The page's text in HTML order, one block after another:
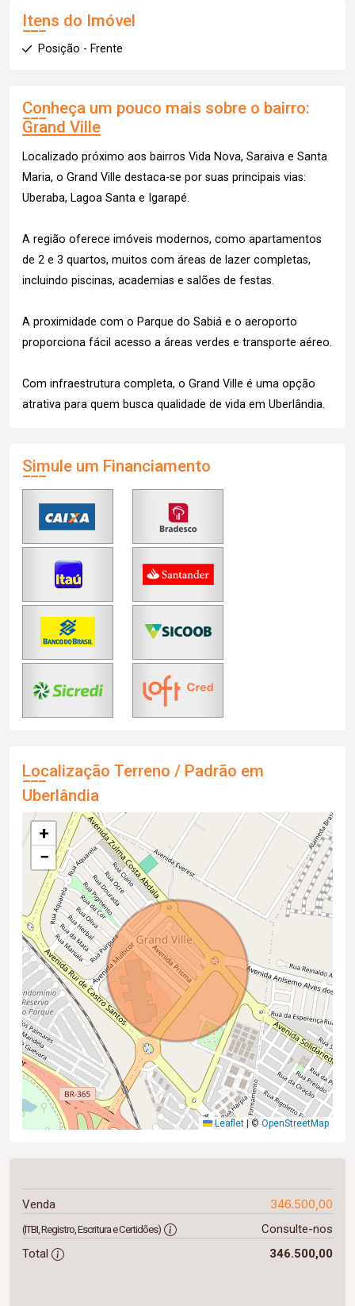
Itens do Imóvel
Posição - Frente
Conheça um pouco mais sobre o bairro:
Grand Ville
Localizado próximo aos bairros Vida Nova, Saraiva e Santa
Maria, o Grand Ville destaca-se por suas principais vias:
Uberaba, Lagoa Santa e Igarapé.
A região oferece imóveis modernos, como apartamentos
de 2 e 3 quartos, muitos com áreas de lazer completas,
incluindo piscinas, academias e salões de festas.
A proximidade com o Parque do Sabiá e o aeroporto
proporciona fácil acesso a áreas verdes e transporte aéreo.
Com infraestrutura completa, o Grand Ville é uma opção
atrativa para quem busca qualidade de vida em Uberlândia.
Simule um Financiamento
Localização Terreno / Padrão em
Uberlândia
+
−
Leaflet |© OpenStreetMap
Venda 346.500,00
(ITBI, Registro, Escritura e Certidões)
Consulte-nos
Total
346.500,00